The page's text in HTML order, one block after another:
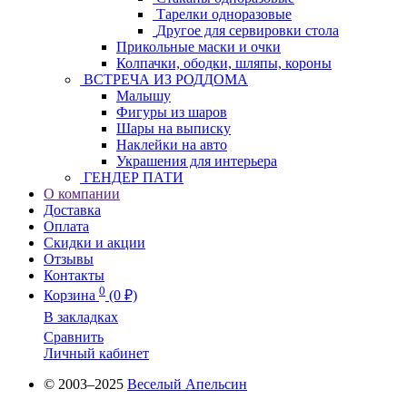
Тарелки одноразовые
Другое для сервировки стола
Прикольные маски и очки
Колпачки, ободки, шляпы, короны
ВСТРЕЧА ИЗ РОДДОМА
Малышу
Фигуры из шаров
Шары на выписку
Наклейки на авто
Украшения для интерьера
ГЕНДЕР ПАТИ
О компании
Доставка
Оплата
Скидки и акции
Отзывы
Контакты
Корзина 0 (0 ₽)
В закладках
Сравнить
Личный кабинет
© 2003–2025 Веселый Апельсин